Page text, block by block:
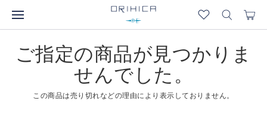
ご指定の商品が見つかりま
せんでした。
この商品は売り切れなどの理由により表示しておりません。